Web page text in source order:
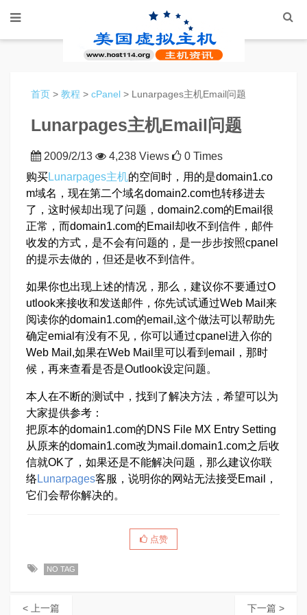
首页 > 教程 > cPanel > Lunarpages主机Email问题
Lunarpages主机Email问题
2009/2/13 4,238 Views
0 Times
购买Lunarpages主机的空间时，用的是domain1.co
m域名，现在第二个域名domain2.com也转移进去
了，这时候却出现了问题，domain2.com的Email很
正常，而domain1.com的Email却收不到信件，邮件
收发的方式，是不会有问题的，是一步步按照cpanel
的提示去做的，但还是收不到信件。
如果你也出现上述的情况，那么，建议你不要通过O
utlook来接收和发送邮件，你先试试通过Web Mail来
阅读你的domain1.com的email,这个做法可以帮助先
确定emial有没有不见，你可以通过cpanel进入你的
Web Mail,如果在Web Mail里可以看到email，那时
候，再来查看是否是Outlook设定问题。
本人在不断的测试中，找到了解决方法，希望可以为
大家提供参考：
把原本的domain1.com的DNS File MX Entry Setting
从原来的domain1.com改为mail.domain1.com之后收
信就OK了，如果还是不能解决问题，那么建议你联
络Lunarpages客服，说明你的网站无法接受Email，
它们会帮你解决的。
点赞
NO TAG
< 上一篇 下一篇 >